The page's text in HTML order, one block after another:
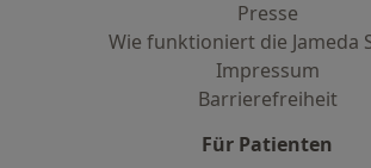
Presse
Wie funktioniert die Jameda
Impressum
Barrierefreiheit
Für Patienten